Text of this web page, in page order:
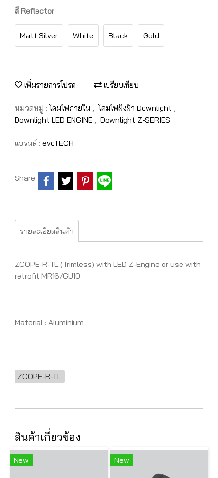
สี Reflector
Matt Silver White Black Gold
เพิ่มรายการโปรด เปรียบเทียบ
หมวดหมู่ : โคมไฟภายใน , โคมไฟฝังฝ้า Downlight ,
Downlight LED ENGINE , Downlight Z-SERIES
แบรนด์ : evoTECH
Share
รายละเอียดสินค้า
ZCOPE-R-TL (Trimless) with LED Z-Engine or use with
retrofit MR16/GU10
Material : Aluminium
ZCOPE-R-TL
สินค้าเกี่ยวข้อง
New New